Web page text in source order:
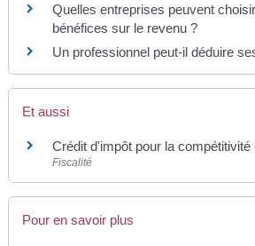
Quelles entreprises peuvent
bénéfices sur le revenu ?
Un professionnel peut-il déduire
Et aussi
Crédit d'impôt pour la
Fiscalité
Pour en savoir plus